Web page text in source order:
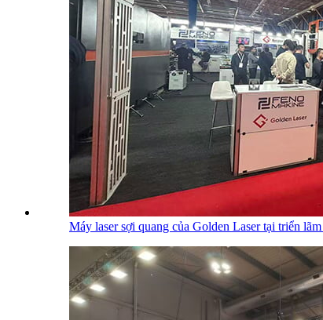
Máy laser sợi quang của Golden Laser tại triển